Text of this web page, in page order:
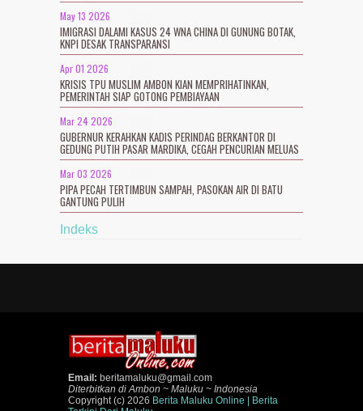
May 13 2026
IMIGRASI DALAMI KASUS 24 WNA CHINA DI GUNUNG BOTAK,
KNPI DESAK TRANSPARANSI
Apr 01 2026
KRISIS TPU MUSLIM AMBON KIAN MEMPRIHATINKAN,
PEMERINTAH SIAP GOTONG PEMBIAYAAN
Mar 24 2026
GUBERNUR KERAHKAN KADIS PERINDAG BERKANTOR DI
GEDUNG PUTIH PASAR MARDIKA, CEGAH PENCURIAN MELUAS
Mar 03 2026
PIPA PECAH TERTIMBUN SAMPAH, PASOKAN AIR DI BATU
GANTUNG PULIH
Indeks
Email: beritamaluku@gmail.com
Diterbitkan di Ambon ~ Maluku ~ Indonesia
Copyright (c) 2026 Berita Maluku Online | Berita